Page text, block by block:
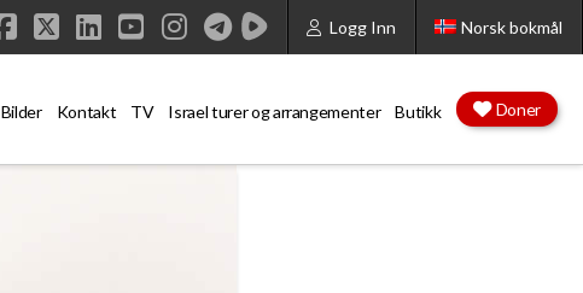
Logg Inn Norsk bokmål
Facebook
X LinkedIn
YouTube
Instagram
Bilder Kontakt TV Israel turer og arrangementer Butikk Doner